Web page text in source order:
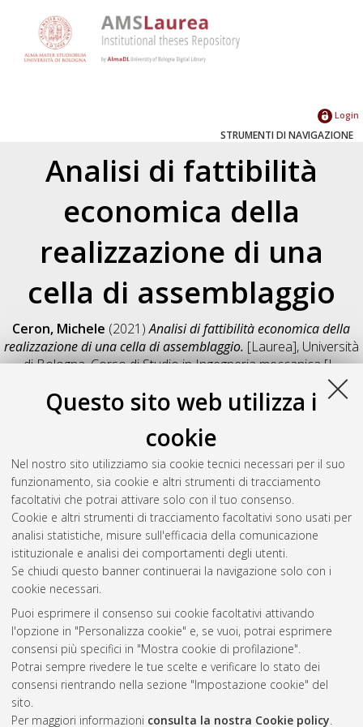
Questo sito web utilizza i
cookie
Nel nostro sito utilizziamo sia cookie tecnici necessari per il suo
funzionamento, sia cookie e altri strumenti di tracciamento
facoltativi che potrai attivare solo con il tuo consenso.
Cookie e altri strumenti di tracciamento facoltativi sono usati per
analisi statistiche, misure sull'efficacia della comunicazione
istituzionale e analisi dei comportamenti degli utenti.
Se chiudi questo banner continuerai la navigazione solo con i
cookie necessari.
Puoi esprimere il consenso sui cookie facoltativi attivando
l'opzione in "Personalizza cookie" e, se vuoi, potrai esprimere
consensi più specifici in "Mostra cookie di profilazione".
Potrai sempre rivedere le tue scelte e verificare lo stato dei
consensi rientrando nella sezione "Impostazione cookie" del
sito.
Per maggiori informazioni consulta la nostra Cookie policy.
Login
STRUMENTI DI NAVIGAZIONE
Analisi di fattibilità
economica della
realizzazione di una
cella di assemblaggio
Ceron, Michele (2021)Analisi di fattibilità economica della
realizzazione di una cella di assemblaggio. [Laurea], Università
di Bologna, Corso di Studio inIngegneria meccanica [L-
, Documento full-text non disponibile
Salva citazione
Condividi
Il full-text non è disponibile per scelta dell'autore. (
Abstract
Altri metadati
Gestione del documento:
Atom
Rss 1.0
Rss 2.0
AMS Laurea